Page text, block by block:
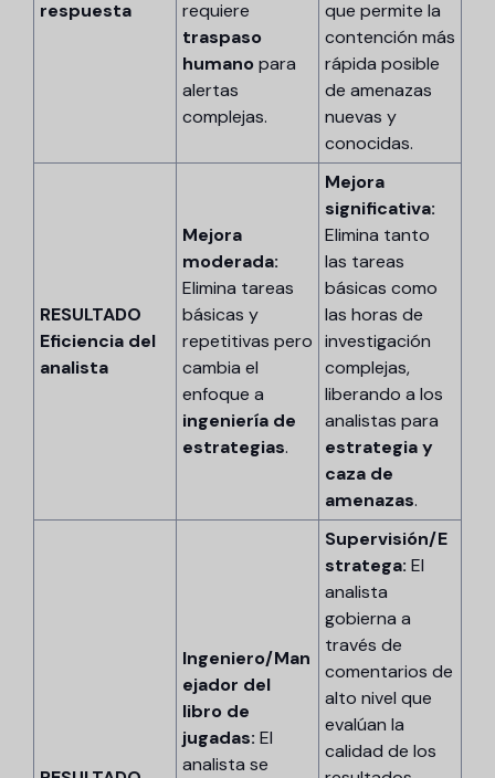
respuesta
requiere
traspaso
humanopara
alertas
complejas.
que permite la
contención más
rápida posible
de amenazas
nuevas y
conocidas.
RESULTADO
Eficiencia del
analista
Mejora
moderada:
Elimina tareas
básicas y
repetitivas pero
cambia el
enfoque a
ingeniería de
estrategias.
Mejora
significativa:
Elimina tanto
las tareas
básicas como
las horas de
investigación
complejas,
liberando a los
analistas para
estrategia y
caza de
amenazas.
Ingeniero/Man
ejador del
libro de
jugadas: El
analista se
Supervisión/E
stratega: El
analista
gobierna a
través de
comentarios de
alto nivel que
evalúan la
calidad de los